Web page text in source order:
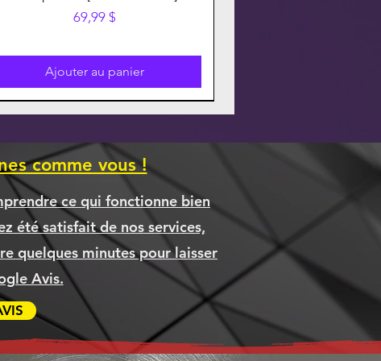
Prix
69,99 $
Ajouter au panier
comme vous !
ce qui fonctionne bien
été satisfait de nos services,
quelques minutes pour laisser
Avis.